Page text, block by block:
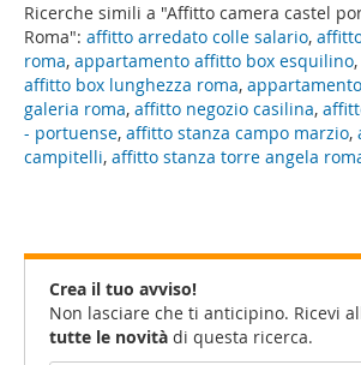
Ricerche simili a "Affitto camera castel
Roma": affitto arredato colle salario,
roma, appartamento affitto box esquilino,
affitto box lunghezza roma,
galeria roma, affitto negozio casilina,
- portuense, affitto stanza campo marzio,
campitelli, affitto stanza torre angela
Crea il tuo avviso!
Non lasciare che ti anticipino. Ricevi
tutte le novità di questa ricerca.